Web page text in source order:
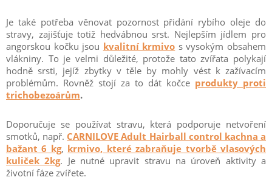
Je také potřeba věnovat pozornost přidání rybího oleje do
stravy, zajišťuje totiž hedvábnou srst. Nejlepším jídlem pro
angorskou kočku jsou kvalitní krmivo s vysokým obsahem
vlákniny. To je velmi důležité, protože tato zvířata polykají
hodně srsti, jejíž zbytky v těle by mohly vést k zažívacím
problémům. Rovněž stojí za to dát kočce produkty proti
trichobezoárům.
Doporučuje se používat stravu, která podporuje netvoření
smotků, např. CARNILOVE Adult Hairball control kachna a
bažant 6 kg, krmivo, které zabraňuje tvorbě vlasových
kuliček 2kg. Je nutné upravit stravu na úroveň aktivity a
životní fáze zvířete.